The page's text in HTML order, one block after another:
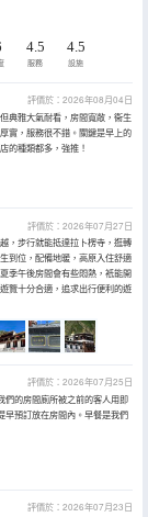
4.5
服務
4.5
設施
評價於：2026年08月04日
典雅大氣耐看，房間寬敞，衞生
實，服務很不錯。關鍵是早上的
的種類都多，強推！
評價於：2026年07月27日
，步行就能抵達拉卜楞寺，逛轉
到位，配備地暖，高原入住舒適
季午後房間會有些悶熱，衹能開
覽十分合適，追求出行便利的遊
評價於：2026年07月25日
們的房間廁所被之前的客人用即
早預訂放在房間內。早餐是我們
評價於：2026年07月23日